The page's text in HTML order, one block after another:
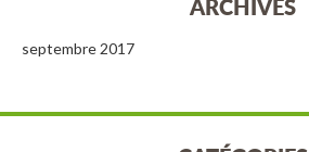
ARCHIVES
septembre 2017